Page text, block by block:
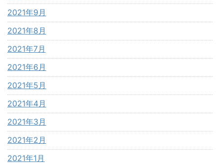
2021年9月
2021年8月
2021年7月
2021年6月
2021年5月
2021年4月
2021年3月
2021年2月
2021年1月